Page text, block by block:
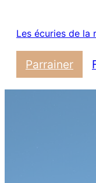
contenu
Les écuries de la
Parrainer